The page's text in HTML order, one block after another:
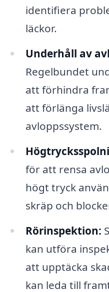
identifiera
läckor.
Underhåll av
Regelbundet
att förhindra
att förlänga
avloppssystem.
för att rensa
högt tryck
skräp och
Rörinspektion:
kan utföra
att upptäcka
kan leda till